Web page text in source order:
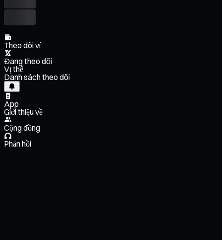
Theo dõi ví
Đang theo dõi
Vị thế
Danh sách theo dõi
App
Giới thiệu về
Cộng đồng
Phản hồi